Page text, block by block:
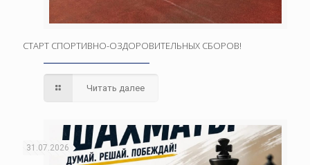
СТАРТ СПОРТИВНО-ОЗДОРОВИТЕЛЬНЫХ СБОРОВ!
Читать далее
31.07.2026